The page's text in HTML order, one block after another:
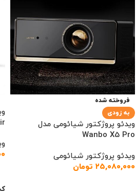
فروخته شده
به زودی
ویدئو پروژکتور شیائومی مدل
Wanbo X5 Pro
ویدئو پروژکتور شیائومی
۲۵,۰۸۰,۰۰۰ تومان